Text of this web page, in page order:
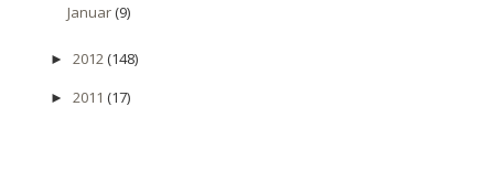
Januar(9)
► 2012(148)
► 2011 (17)